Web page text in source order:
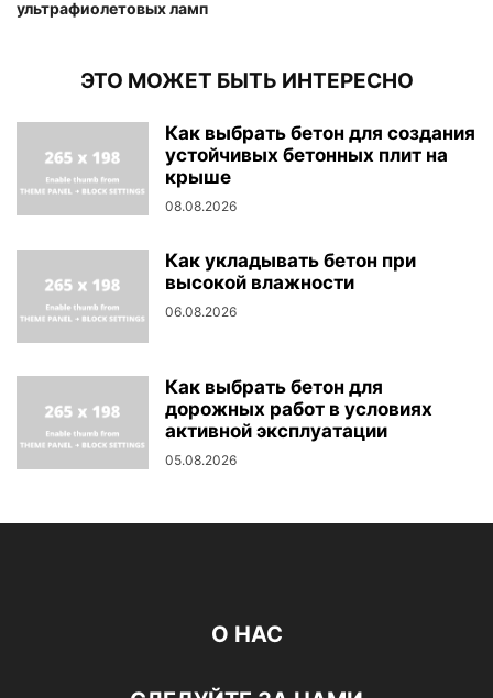
ультрафиолетовых ламп
ЭТО МОЖЕТ БЫТЬ ИНТЕРЕСНО
Как выбрать бетон для создания
устойчивых бетонных плит на
крыше
08.08.2026
Как укладывать бетон при
высокой влажности
06.08.2026
Как выбрать бетон для
дорожных работ в условиях
активной эксплуатации
05.08.2026
О НАС